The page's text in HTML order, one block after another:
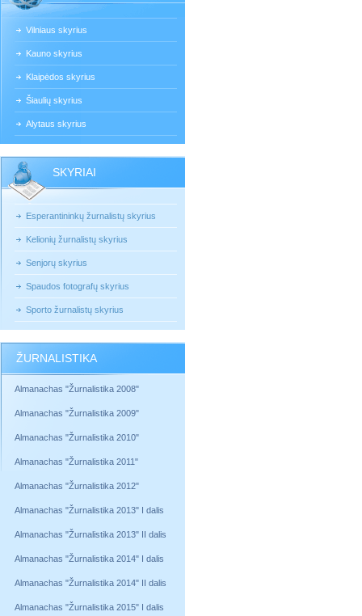
Vilniaus skyrius
Kauno skyrius
Klaipėdos skyrius
Šiaulių skyrius
Alytaus skyrius
SKYRIAI
Esperantininkų žurnalistų skyrius
Kelionių žurnalistų skyrius
Senjorų skyrius
Spaudos fotografų skyrius
Sporto žurnalistų skyrius
ŽURNALISTIKA
Almanachas "Žurnalistika 2008"
Almanachas "Žurnalistika 2009"
Almanachas "Žurnalistika 2010"
Almanachas "Žurnalistika 2011"
Almanachas "Žurnalistika 2012"
Almanachas "Žurnalistika 2013" I dalis
Almanachas "Žurnalistika 2013" II dalis
Almanachas "Žurnalistika 2014" I dalis
Almanachas "Žurnalistika 2014" II dalis
Almanachas "Žurnalistika 2015" I dalis